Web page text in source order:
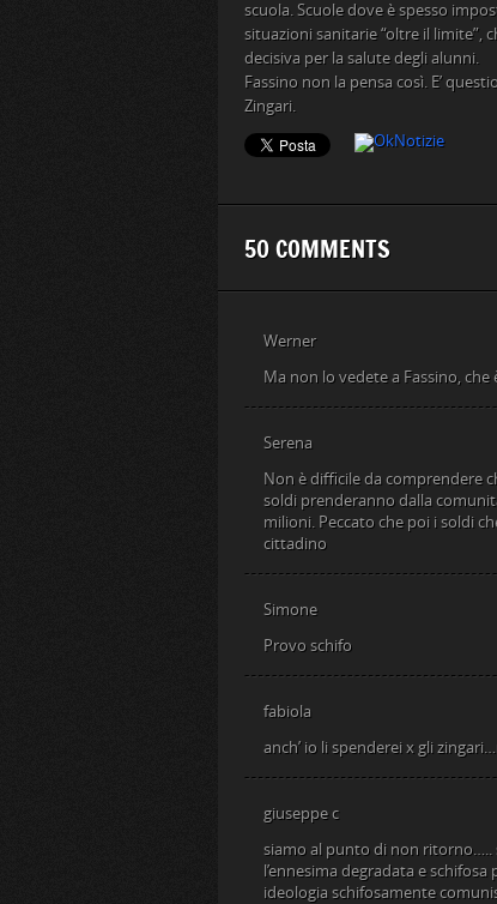
scuola. Scuole dove è spesso
situazioni sanitarie “oltre il limite”,
decisiva per la salute degli alunni.
Fassino non la pensa così. E’
Zingari.
50 COMMENTS
Werner
Ma non lo vedete a Fassino,
Serena
Non è difficile da comprendere
soldi prenderanno dalla
milioni. Peccato che poi i soldi
cittadino
Simone
Provo schifo
fabiola
anch’ io li spenderei x gli
giuseppe c
siamo al punto di non ritorno…..
l’ennesima degradata e
ideologia schifosamente